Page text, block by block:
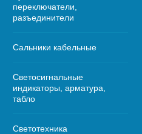
переключатели,
разъединители
Сальники кабельные
Светосигнальные
индикаторы, арматура,
табло
Светотехника